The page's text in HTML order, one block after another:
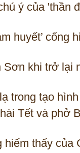
ý của 'thần
huyết’ cống
khi trở lại
trong tạo
Tết và phở
thấy của